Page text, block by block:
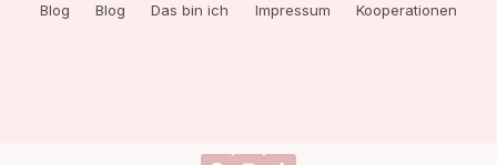
Blog Blog Das bin ich Impressum Kooperationen